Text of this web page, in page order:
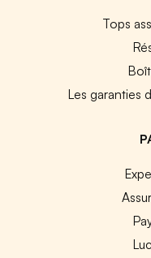
Tops
Les garanties